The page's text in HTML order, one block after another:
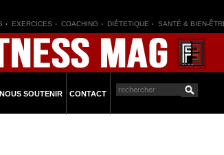
EXERCICES COACHING DIÉTETIQUE SANTÉ & BIEN-
NOUS SOUTENIR CONTACT